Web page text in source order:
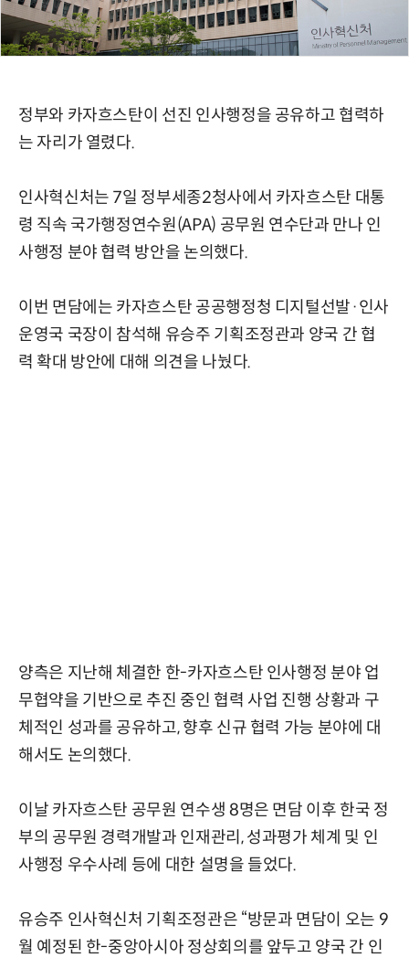
정부와 카자흐스탄이 선진 인사행정을 공유하고 협력하
는 자리가 열렸다.
인사혁신처는 7일 정부세종2청사에서 카자흐스탄 대통
령 직속 국가행정연수원(APA) 공무원 연수단과 만나 인
사행정 분야 협력 방안을 논의했다.
이번 면담에는 카자흐스탄 공공행정청 디지털선발·인사
운영국 국장이 참석해 유승주 기획조정관과 양국 간 협
력 확대 방안에 대해 의견을 나눴다.
양측은 지난해 체결한 한-카자흐스탄 인사행정 분야 업
무협약을 기반으로 추진 중인 협력 사업 진행 상황과 구
체적인 성과를 공유하고, 향후 신규 협력 가능 분야에 대
해서도 논의했다.
이날 카자흐스탄 공무원 연수생 8명은 면담 이후 한국 정
부의 공무원 경력개발과 인재관리, 성과평가 체계 및 인
사행정 우수사례 등에 대한 설명을 들었다.
유승주 인사혁신처 기획조정관은 “방문과 면담이 오는 9
월 예정된 한-중앙아시아 정상회의를 앞두고 양국 간 인